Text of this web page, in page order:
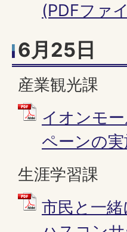
(PDFファ
6月25日
産業観光課
イオンモ
ペーンの
生涯学習課
市民と一